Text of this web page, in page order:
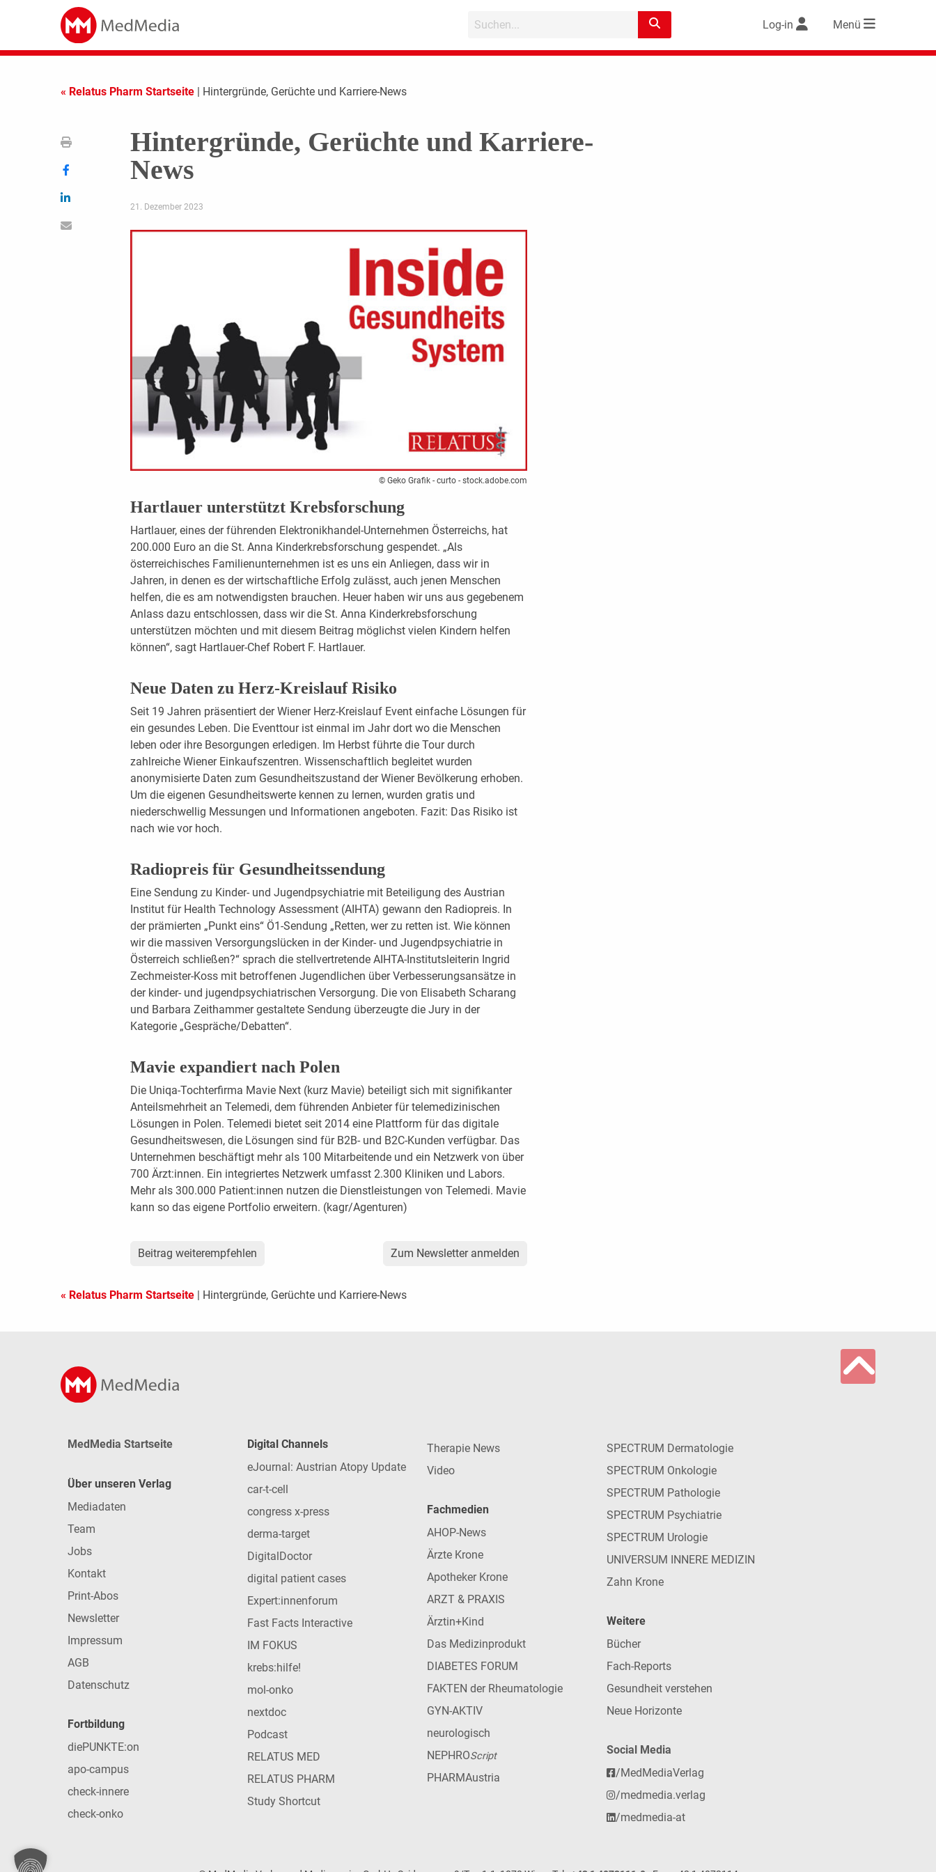
Log-in Menü
« Relatus Pharm Startseite | Hintergründe, Gerüchte und Karriere-News
Hintergründe, Gerüchte und Karriere-
News
21. Dezember 2023
© Geko Grafik - curto - stock.adobe.com
Hartlauer unterstützt Krebsforschung
Hartlauer, eines der führenden Elektronikhandel-Unternehmen Österreichs, hat
200.000 Euro an die St. Anna Kinderkrebsforschung gespendet. „Als
österreichisches Familienunternehmen ist es uns ein Anliegen, dass wir in
Jahren, in denen es der wirtschaftliche Erfolg zulässt, auch jenen Menschen
helfen, die es am notwendigsten brauchen. Heuer haben wir uns aus gegebenem
Anlass dazu entschlossen, dass wir die St. Anna Kinderkrebsforschung
unterstützen möchten und mit diesem Beitrag möglichst vielen Kindern helfen
können“, sagt Hartlauer-Chef Robert F. Hartlauer.
Neue Daten zu Herz-Kreislauf Risiko
Seit 19 Jahren präsentiert der Wiener Herz-Kreislauf Event einfache Lösungen für
ein gesundes Leben. Die Eventtour ist einmal im Jahr dort wo die Menschen
leben oder ihre Besorgungen erledigen. Im Herbst führte die Tour durch
zahlreiche Wiener Einkaufszentren. Wissenschaftlich begleitet wurden
anonymisierte Daten zum Gesundheitszustand der Wiener Bevölkerung erhoben.
Um die eigenen Gesundheitswerte kennen zu lernen, wurden gratis und
niederschwellig Messungen und Informationen angeboten. Fazit: Das Risiko ist
nach wie vor hoch.
Radiopreis für Gesundheitssendung
Eine Sendung zu Kinder- und Jugendpsychiatrie mit Beteiligung des Austrian
Institut für Health Technology Assessment (AIHTA) gewann den Radiopreis. In
der prämierten „Punkt eins“ Ö1-Sendung „Retten, wer zu retten ist. Wie können
wir die massiven Versorgungslücken in der Kinder- und Jugendpsychiatrie in
Österreich schließen?“ sprach die stellvertretende AIHTA-Institutsleiterin Ingrid
Zechmeister-Koss mit betroffenen Jugendlichen über Verbesserungsansätze in
der kinder- und jugendpsychiatrischen Versorgung. Die von Elisabeth Scharang
und Barbara Zeithammer gestaltete Sendung überzeugte die Jury in der
Kategorie „Gespräche/Debatten“.
Mavie expandiert nach Polen
Die Uniqa-Tochterfirma Mavie Next (kurz Mavie) beteiligt sich mit signifikanter
Anteilsmehrheit an Telemedi, dem führenden Anbieter für telemedizinischen
Lösungen in Polen. Telemedi bietet seit 2014 eine Plattform für das digitale
Gesundheitswesen, die Lösungen sind für B2B- und B2C-Kunden verfügbar. Das
Unternehmen beschäftigt mehr als 100 Mitarbeitende und ein Netzwerk von über
700 Ärzt:innen. Ein integriertes Netzwerk umfasst 2.300 Kliniken und Labors.
Mehr als 300.000 Patient:innen nutzen die Dienstleistungen von Telemedi. Mavie
kann so das eigene Portfolio erweitern. (kagr/Agenturen)
Beitrag weiterempfehlen Zum Newsletter anmelden
« Relatus Pharm Startseite | Hintergründe, Gerüchte und Karriere-News
MedMedia Startseite
Über unseren Verlag
Mediadaten
Team
Jobs
Kontakt
Print-Abos
Newsletter
Impressum
AGB
Datenschutz
Fortbildung
diePUNKTE:on
apo-campus
check-innere
check-onko
Digital Channels
eJournal: Austrian Atopy Update
car-t-cell
congress x-press
derma-target
DigitalDoctor
digital patient cases
Expert:innenforum
Fast Facts Interactive
IM FOKUS
krebs:hilfe!
mol-onko
nextdoc
Podcast
RELATUS MED
RELATUS PHARM
Study Shortcut
Therapie News
Video
Fachmedien
AHOP-News
Ärzte Krone
Apotheker Krone
ARZT & PRAXIS
Ärztin+Kind
Das Medizinprodukt
DIABETES FORUM
FAKTEN der Rheumatologie
GYN-AKTIV
neurologisch
NEPHROScript
PHARMAustria
SPECTRUM Dermatologie
SPECTRUM Onkologie
SPECTRUM Pathologie
SPECTRUM Psychiatrie
SPECTRUM Urologie
UNIVERSUM INNERE MEDIZIN
Zahn Krone
Weitere
Bücher
Fach-Reports
Gesundheit verstehen
Neue Horizonte
Social Media
/MedMediaVerlag
/medmedia.verlag
/medmedia-at